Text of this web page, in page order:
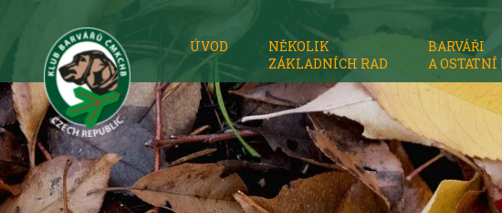
ÚVOD
NĚKOLIK
ZÁKLADNÍCH RAD
BARVÁŘI
A OSTATNÍ